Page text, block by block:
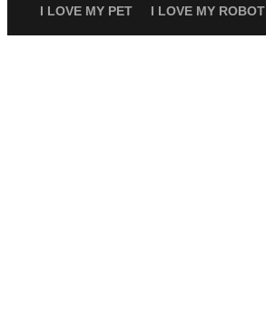
I LOVE MY PET
I LOVE MY ROBOT